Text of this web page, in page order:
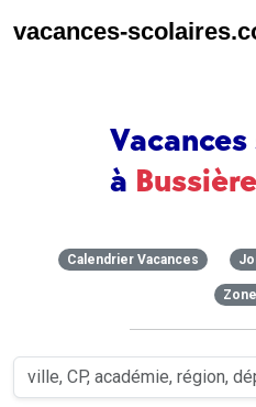
vacances-
à
Calendrier Vacances